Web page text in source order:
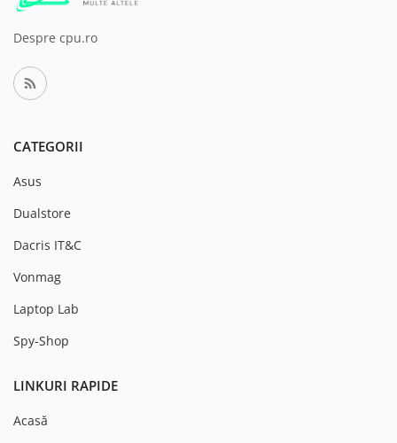
Despre cpu.ro
CATEGORII
Asus
Dualstore
Dacris IT&C
Vonmag
Laptop Lab
Spy-Shop
LINKURI RAPIDE
Acasă